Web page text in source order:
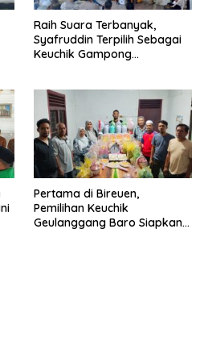
Raih Suara Terbanyak,
Syafruddin Terpilih Sebagai
Keuchik Gampong
Pertama di Bireuen,
Pemilihan Keuchik
Geulanggang Baro Siapkan